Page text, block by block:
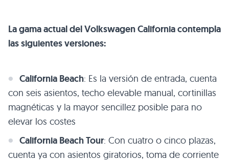
La gama actual del Volkswagen California contempla
las siguientes versiones:
California Beach: Es la versión de entrada, cuenta
con seis asientos, techo elevable manual, cortinillas
magnéticas y la mayor sencillez posible para no
elevar los costes
California Beach Tour: Con cuatro o cinco plazas,
cuenta ya con asientos giratorios, toma de corriente